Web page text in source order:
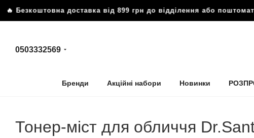
доставка від 899 грн до відділення або поштомату🔥
0503332569
Бренди Акційні набори Новинки
Тонер-міст для обличчя